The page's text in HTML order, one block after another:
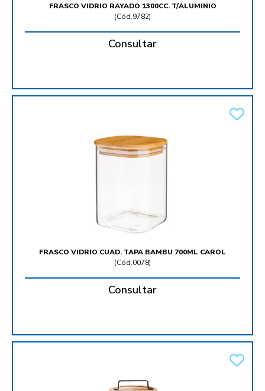
FRASCO VIDRIO RAYADO 1300CC. T/ALUMINIO
(Cód.9782)
Consultar
FRASCO VIDRIO CUAD. TAPA BAMBU 700ML CAROL
(Cód.0078)
Consultar